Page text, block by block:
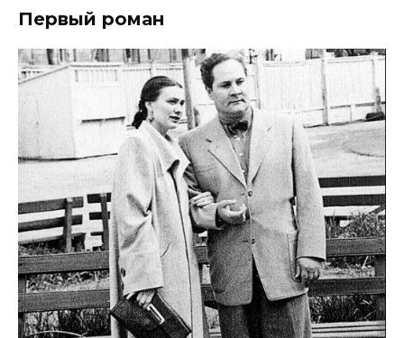
Первый роман